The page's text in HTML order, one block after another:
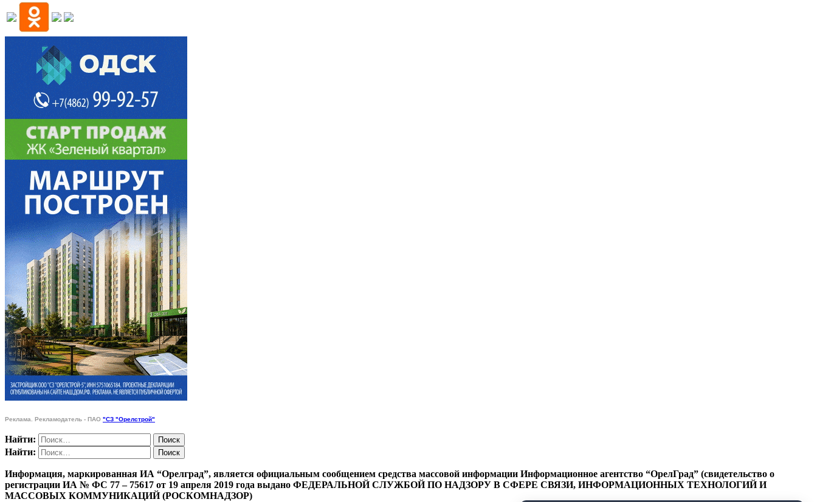
Реклама. Рекламодатель - ПАО "СЗ "Орелстрой"
Найти:
Найти:
Информация, маркированная ИА “Орелград”, является официальным сообщением средства массовой информации Информационное агентство “ОрелГрад” (свидетельство о
регистрации ИА № ФС 77 – 75617 от 19 апреля 2019 года выдано ФЕДЕРАЛЬНОЙ СЛУЖБОЙ ПО НАДЗОРУ В СФЕРЕ СВЯЗИ, ИНФОРМАЦИОННЫХ ТЕХНОЛОГИЙ И
МАССОВЫХ КОММУНИКАЦИЙ (РОСКОМНАДЗОР)